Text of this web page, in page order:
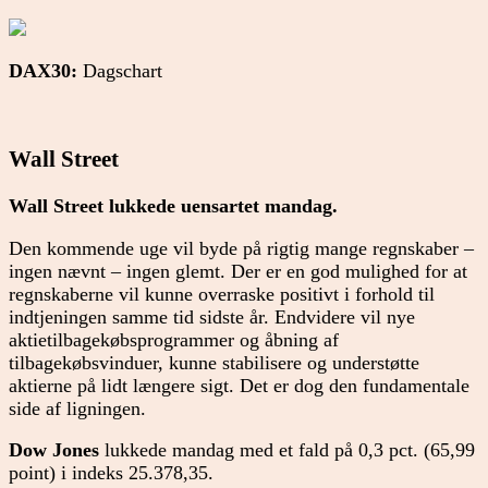
DAX30: Dagschart
Wall Street
Wall Street lukkede uensartet mandag.
Den kommende uge vil byde på rigtig mange regnskaber –
ingen nævnt – ingen glemt. Der er en god mulighed for at
regnskaberne vil kunne overraske positivt i forhold til
indtjeningen samme tid sidste år. Endvidere vil nye
aktietilbagekøbsprogrammer og åbning af
tilbagekøbsvinduer, kunne stabilisere og understøtte
aktierne på lidt længere sigt. Det er dog den fundamentale
side af ligningen.
Dow Jones lukkede mandag med et fald på 0,3 pct. (65,99
point) i indeks 25.378,35.